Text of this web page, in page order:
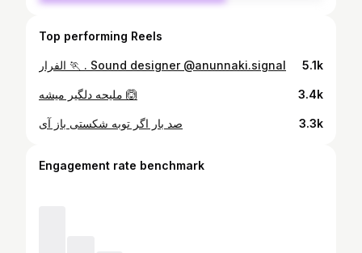
Top performing Reels
الفرار 🏃 . Sound designer @anunnaki.signal 5.1k
ملیحه دلگیر میشه 🙆 3.4k
صد بار اگر توبه شکستی باز آی 3.3k
Engagement rate benchmark